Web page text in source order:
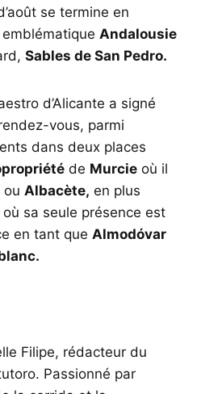
se termine en
Andalousie
Sables de San Pedro.
d’Alicante a signé
vous, parmi
dans deux places
de Murcie où il
ou Albacète, en plus
sa seule présence est
en tant que Almodóvar
Filipe, rédacteur du
Passionné par